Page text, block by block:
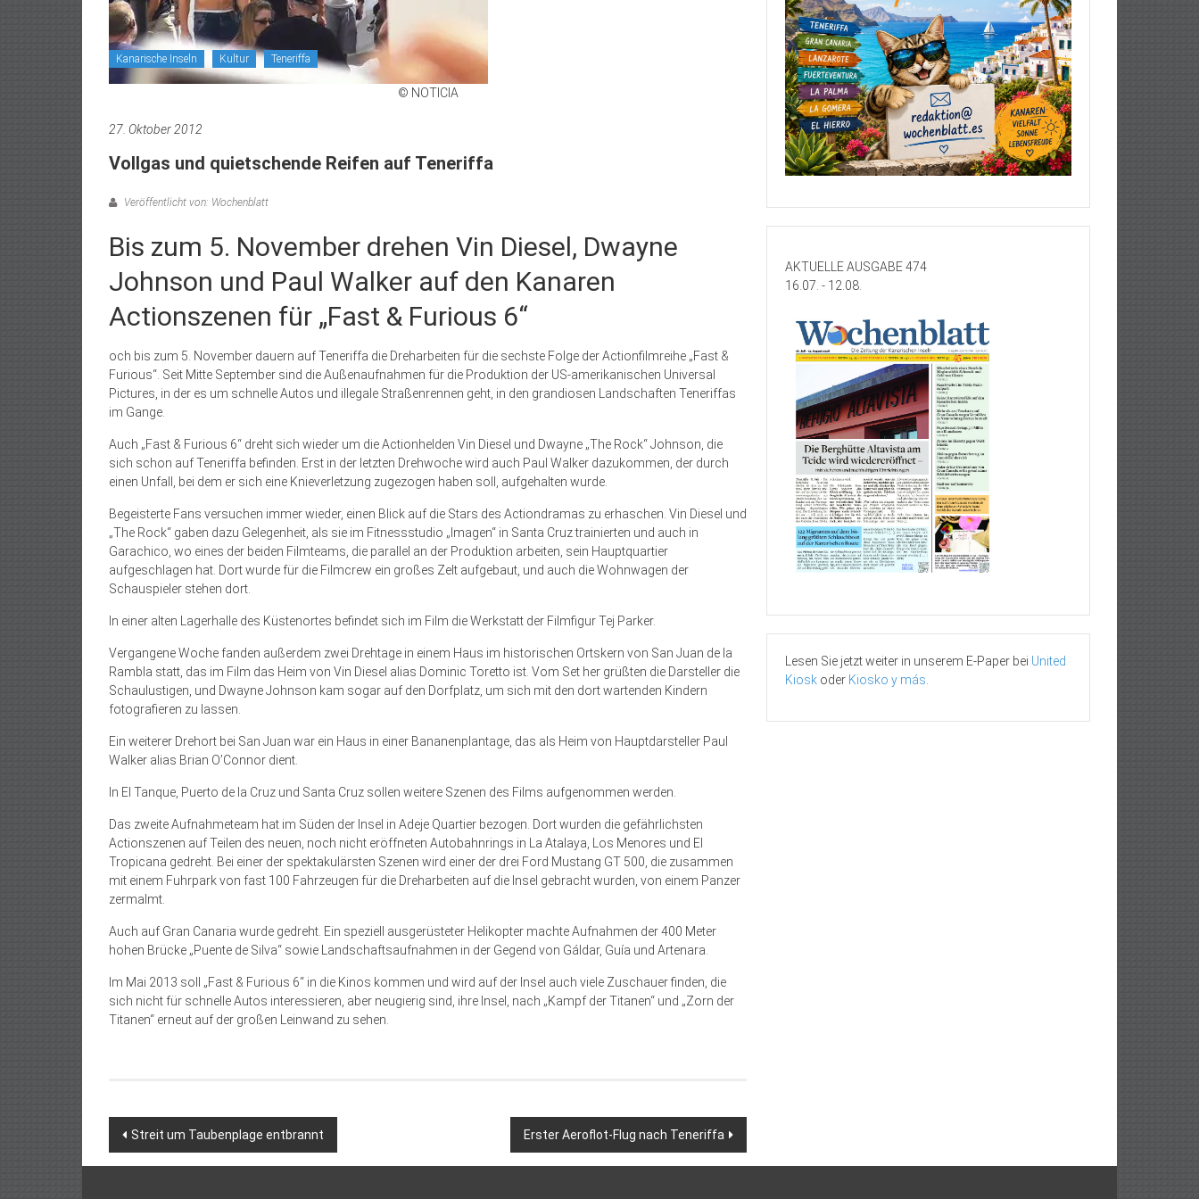
Kanarische Inseln Kultur Teneriffa
© NOTICIA
27. Oktober 2012
Vollgas und quietschende Reifen auf Teneriffa
Veröffentlicht von: Wochenblatt
Bis zum 5. November drehen Vin Diesel, Dwayne
Johnson und Paul Walker auf den Kanaren
Actionszenen für „Fast & Furious 6“
och bis zum 5. November dauern auf Teneriffa die Dreharbeiten für die sechste Folge der Actionfilmreihe „Fast &
Furious“. Seit Mitte September sind die Außenaufnahmen für die Produktion der US-amerikanischen Universal
Pictures, in der es um schnelle Autos und illegale Straßenrennen geht, in den grandiosen Landschaften Teneriffas
im Gange.
Auch „Fast & Furious 6“ dreht sich wieder um die Actionhelden Vin Diesel und Dwayne „The Rock“ Johnson, die
sich schon auf Teneriffa befinden. Erst in der letzten Drehwoche wird auch Paul Walker dazukommen, der durch
einen Unfall, bei dem er sich eine Knieverletzung zugezogen haben soll, aufgehalten wurde.
Begeisterte Fans versuchen immer wieder, einen Blick auf die Stars des Actiondramas zu erhaschen. Vin Diesel und
„The Rock“ gaben dazu Gelegenheit, als sie im Fitnessstudio „Imagen“ in Santa Cruz trainierten und auch in
Garachico, wo eines der beiden Filmteams, die parallel an der Produktion arbeiten, sein Hauptquartier
aufgeschlagen hat. Dort wurde für die Filmcrew ein großes Zelt aufgebaut, und auch die Wohnwagen der
Schauspieler stehen dort.
In einer alten Lagerhalle des Küstenortes befindet sich im Film die Werkstatt der Filmfigur Tej Parker.
Vergangene Woche fanden außerdem zwei Drehtage in einem Haus im historischen Ortskern von San Juan de la
Rambla statt, das im Film das Heim von Vin Diesel alias Dominic Toretto ist. Vom Set her grüßten die Darsteller die
Schaulustigen, und Dwayne Johnson kam sogar auf den Dorfplatz, um sich mit den dort wartenden Kindern
fotografieren zu lassen.
Ein weiterer Drehort bei San Juan war ein Haus in einer Bananenplantage, das als Heim von Hauptdarsteller Paul
Walker alias Brian O’Connor dient.
In El Tanque, Puerto de la Cruz und Santa Cruz sollen weitere Szenen des Films aufgenommen werden.
Das zweite Aufnahmeteam hat im Süden der Insel in Adeje Quartier bezogen. Dort wurden die gefährlichsten
Actionszenen auf Teilen des neuen, noch nicht eröffneten Autobahnrings in La Atalaya, Los Menores und El
Tropicana gedreht. Bei einer der spektakulärsten Szenen wird einer der drei Ford Mustang GT 500, die zusammen
mit einem Fuhrpark von fast 100 Fahrzeugen für die Dreharbeiten auf die Insel gebracht wurden, von einem Panzer
zermalmt.
Auch auf Gran Canaria wurde gedreht. Ein speziell ausgerüsteter Helikopter machte Aufnahmen der 400 Meter
hohen Brücke „Puente de Silva“ sowie Landschaftsaufnahmen in der Gegend von Gáldar, Guía und Artenara.
Im Mai 2013 soll „Fast & Furious 6“ in die Kinos kommen und wird auf der Insel auch viele Zuschauer finden, die
sich nicht für schnelle Autos interessieren, aber neugierig sind, ihre Insel, nach „Kampf der Titanen“ und „Zorn der
Titanen“ erneut auf der großen Leinwand zu sehen.
Beitragsnavigation
Streit um Taubenplage entbrannt Erster Aeroflot-Flug nach Teneriffa
AKTUELLE AUSGABE 474
16.07. - 12.08.
Lesen Sie jetzt weiter in unserem E-Paper bei United
Kiosk oder Kiosko y más